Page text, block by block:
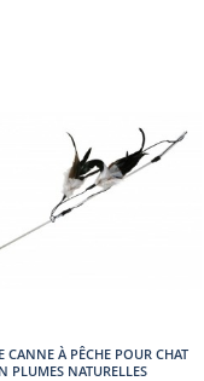
CANNE À PÊCHE POUR CHAT
PLUMES NATURELLES